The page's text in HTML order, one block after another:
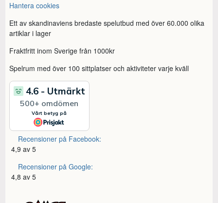
Hantera cookies
Ett av skandinaviens bredaste spelutbud med över 60.000 olika
artiklar i lager
Fraktfritt inom Sverige från 1000kr
Spelrum med över 100 sittplatser och aktiviteter varje kväll
Recensioner på Facebook:
4,9 av 5
Recensioner på Google:
4,8 av 5